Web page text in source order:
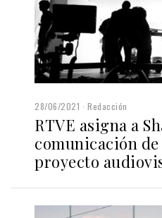
28/06/2021 Redacción
RTVE asigna a
comunicación
proyecto